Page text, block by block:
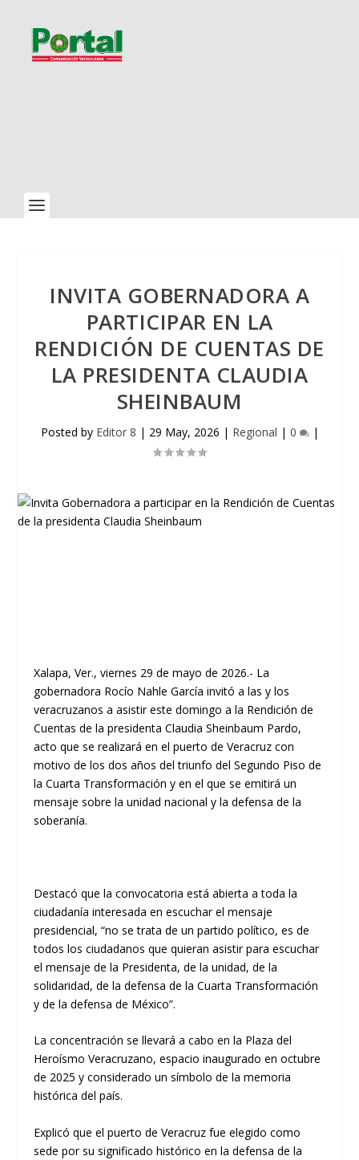
INVITA GOBERNADORA A
PARTICIPAR EN LA
RENDICIÓN DE CUENTAS DE
LA PRESIDENTA CLAUDIA
SHEINBAUM
Posted by Editor 8 | 29 May, 2026 | Regional | 0 |
Xalapa, Ver., viernes 29 de mayo de 2026.- La
gobernadora Rocío Nahle García invitó a las y los
veracruzanos a asistir este domingo a la Rendición de
Cuentas de la presidenta Claudia Sheinbaum Pardo,
acto que se realizará en el puerto de Veracruz con
motivo de los dos años del triunfo del Segundo Piso de
la Cuarta Transformación y en el que se emitirá un
mensaje sobre la unidad nacional y la defensa de la
soberanía.
Destacó que la convocatoria está abierta a toda la
ciudadanía interesada en escuchar el mensaje
presidencial, “no se trata de un partido político, es de
todos los ciudadanos que quieran asistir para escuchar
el mensaje de la Presidenta, de la unidad, de la
solidaridad, de la defensa de la Cuarta Transformación
y de la defensa de México”.
La concentración se llevará a cabo en la Plaza del
Heroísmo Veracruzano, espacio inaugurado en octubre
de 2025 y considerado un símbolo de la memoria
histórica del país.
Explicó que el puerto de Veracruz fue elegido como
sede por su significado histórico en la defensa de la